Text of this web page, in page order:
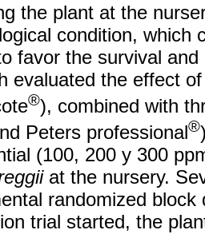
the plant at the
condition, which
favor the survival
evaluated the effect
®), combined with
Peters professional®
(100, 200 y 300
at the nursery.
randomized
trial started, the